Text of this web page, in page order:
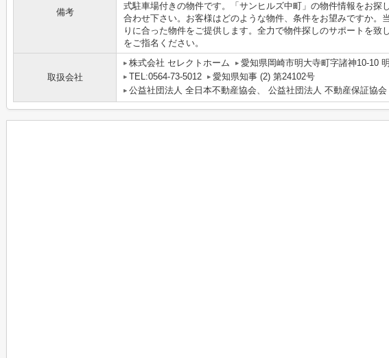
備考
式駐車場付きの物件です。「サンヒルズ中町」の物件情報をお探
合わせ下さい。お客様はどのような物件、条件をお望みですか。
りに合った物件をご提供します。全力で物件探しのサポートを致
をご指名ください。
取扱会社
株式会社 セレクトホーム
愛知県岡崎市明大寺町字諸神10-10
TEL:0564-73-5012
愛知県知事 (2) 第24102号
公益社団法人 全日本不動産協会、 公益社団法人 不動産保証協会